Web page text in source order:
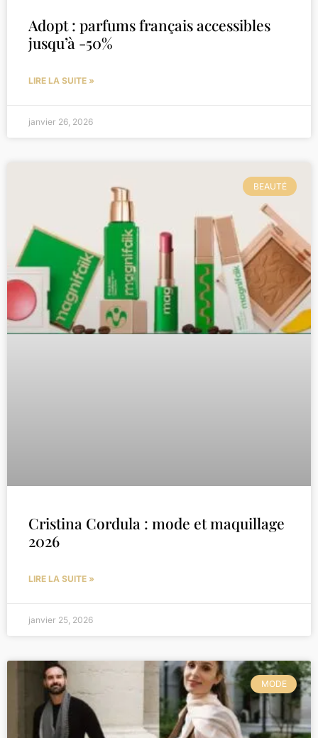
Adopt : parfums français accessibles
jusqu’à -50%
LIRE LA SUITE »
janvier 26, 2026
BEAUTÉ
Cristina Cordula : mode et maquillage
2026
LIRE LA SUITE »
janvier 25, 2026
MODE